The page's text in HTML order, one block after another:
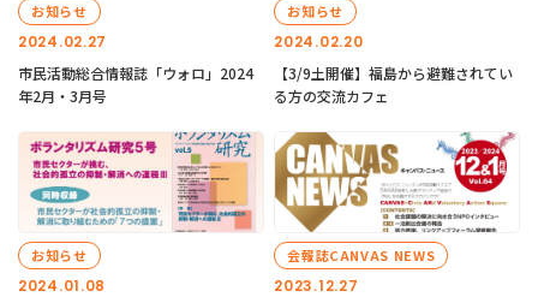
2024.02.27
お知らせ
市民活動総合情報誌「ウォロ」2024
年2月・3月号
2024.02.20
お知らせ
【3/9土開催】福島から避難されてい
る方の交流カフェ
2024.01.08
お知らせ
2023.12.27
会報誌CANVAS NEWS